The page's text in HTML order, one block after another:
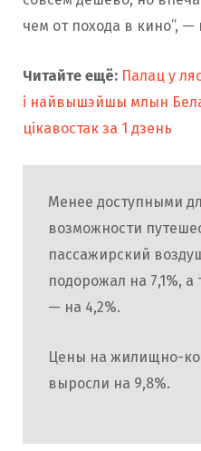
чем от похода в кино”,
Читайте ещё: Палац у
і найвышэйшы млын
цікавостак за 1 дзень
Менее доступными
возможности
пассажирский
подорожал на 7,1%, а
— на 4,2%.
Цены на жилищно-
выросли на 9,8%.